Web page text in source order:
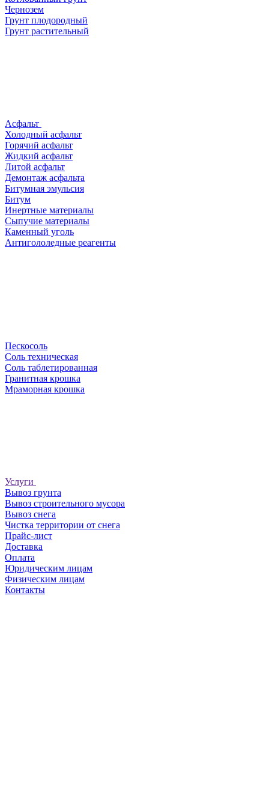
Чернозем
Грунт плодородный
Грунт растительный
Асфальт
Холодный асфальт
Горячий асфальт
Жидкий асфальт
Литой асфальт
Демонтаж асфальта
Битумная эмульсия
Битум
Инертные материалы
Сыпучие материалы
Каменный уголь
Антигололедные реагенты
Пескосоль
Соль техническая
Соль таблетированная
Гранитная крошка
Мраморная крошка
Услуги
Вывоз грунта
Вывоз строительного мусора
Вывоз снега
Чистка территории от снега
Прайс-лист
Доставка
Оплата
Юридическим лицам
Физическим лицам
Контакты